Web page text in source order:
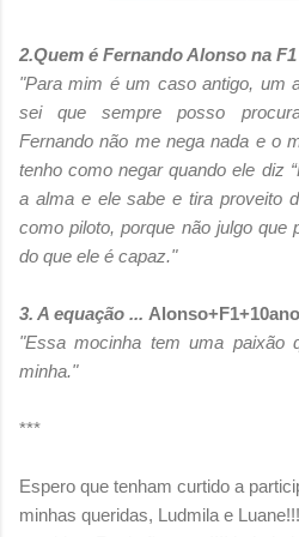
2.Quem é Fernando Alonso na
"Para mim é um caso antigo, um
sei que sempre posso
Fernando não me nega nada e o
tenho como negar quando ele diz
a alma e ele sabe e tira proveito
como piloto, porque não julgo que
do que ele é capaz."
3. A equação ...
"Essa mocinha tem uma paixão
minha."
***
Espero que tenham curtido a
minhas queridas, Ludmila e